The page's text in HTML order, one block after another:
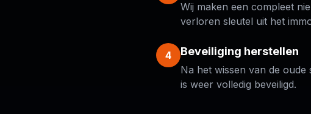
Wij maken een compleet
verloren sleutel uit het
4 Beveiliging herstellen
Na het wissen van de
is weer volledig beveiligd.